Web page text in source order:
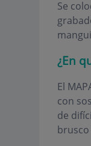
Se
¿En
El
con
de